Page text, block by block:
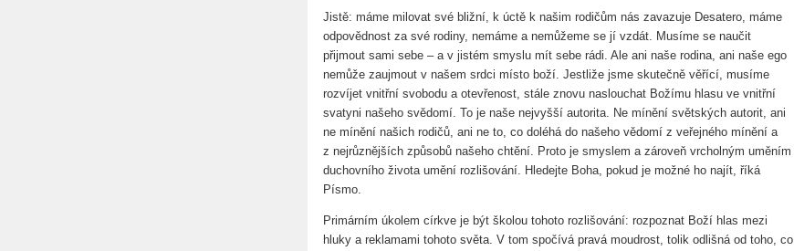
Jistě: máme milovat své bližní, k úctě k našim rodičům nás zavazuje Desatero, máme
odpovědnost za své rodiny, nemáme a nemůžeme se jí vzdát. Musíme se naučit
přijmout sami sebe – a v jistém smyslu mít sebe rádi. Ale ani naše rodina, ani naše ego
nemůže zaujmout v našem srdci místo boží. Jestliže jsme skutečně věřící, musíme
rozvíjet vnitřní svobodu a otevřenost, stále znovu naslouchat Božímu hlasu ve vnitřní
svatyni našeho svědomí. To je naše nejvyšší autorita. Ne mínění světských autorit, ani
ne mínění našich rodičů, ani ne to, co doléhá do našeho vědomí z veřejného mínění a
z nejrůznějších způsobů našeho chtění. Proto je smyslem a zároveň vrcholným uměním
duchovního života umění rozlišování. Hledejte Boha, pokud je možné ho najít, říká
Písmo.
Primárním úkolem církve je být školou tohoto rozlišování: rozpoznat Boží hlas mezi
hluky a reklamami tohoto světa. V tom spočívá pravá moudrost, tolik odlišná od toho, co